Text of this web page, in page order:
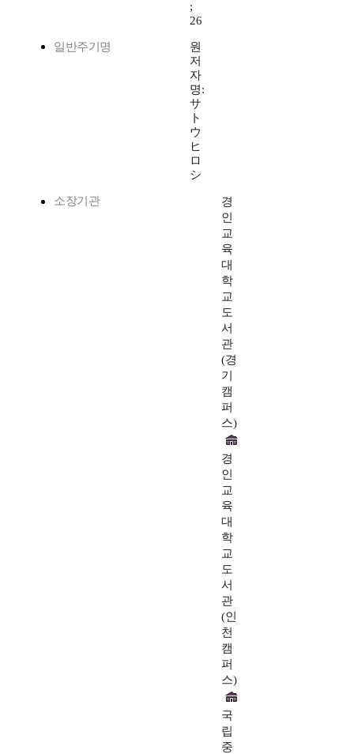
;
26
일반주기명
원
저
자
명:
サ
ト
ウ
ヒ
ロ
シ
소장기관
경
인
교
육
대
학
교
도
서
관
(경
기
캠
퍼
스)
경
인
교
육
대
학
교
도
서
관
(인
천
캠
퍼
스)
국
립
중